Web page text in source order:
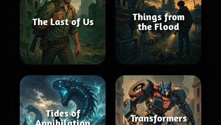
The Last of Us
Things from
the Flood
Tides of
Transformers